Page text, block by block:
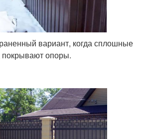
вариант, когда сплошные
опоры.